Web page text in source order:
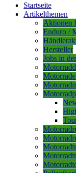
Startseite
Artikelthemen
Aktionen
Enduro /
Hersteller
Jobs in